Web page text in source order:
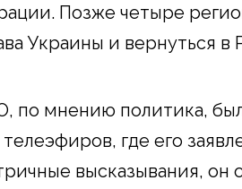
Позже четыре
Украины и вернуться в
по мнению политика,
где его
высказывания, он